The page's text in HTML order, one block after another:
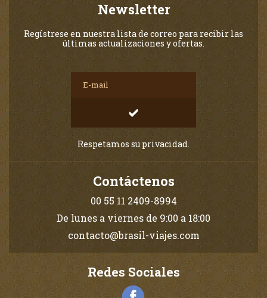
Newsletter
Regístrese en nuestra lista de correo para recibir las
últimas actualizaciones y ofertas.
Respetamos su privacidad.
Contáctenos
00 55 11 2409-8994
De lunes a viernes de 9:00 a 18:00
contacto@brasil-viajes.com
Redes Sociales